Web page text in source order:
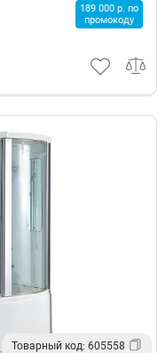
189 000 р. по
промокоду
Товарный код: 605558